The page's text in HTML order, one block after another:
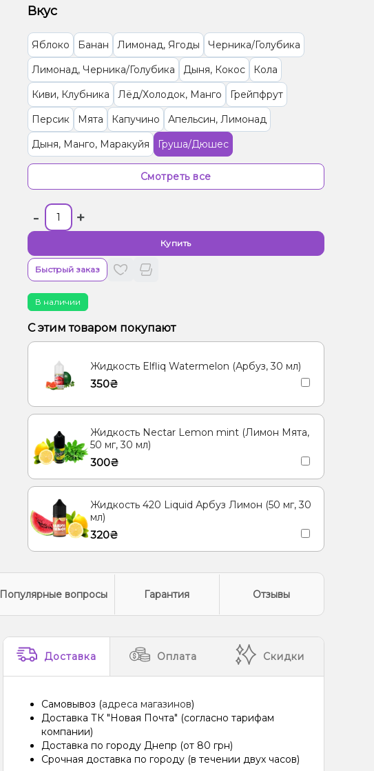
Вкус
Яблоко Банан Лимонад, Ягоды
Черника/Голубика
Лимонад, Черника/Голубика
Дыня, Кокос
Кола
Киви, Клубника
Лёд/Холодок, Манго
Грейпфрут
Персик
Мята Капучино
Апельсин, Лимонад
Дыня, Манго, Маракуйя
Груша/Дюшес
Грейпфрут, Клубника, Лимонад
Вишня/Черешня, Лимонад
Лимонад, Сливки/Крем
Бузина, Лимонад
Лимонад, Манго, Маракуйя
Мохито
Лимонад, Роза
Алоэ, Лимонад, Мохито, Огурец
Ананас, Ментол/Эвкалипт
Гуава, Кактус, Киви
Смотреть все
- +
Купить
Быстрый заказ
В наличии
С этим товаром покупают
Жидкость Elfliq Watermelon (Арбуз, 30 мл)
350₴
Жидкость Nectar Lemon mint (Лимон Мята,
50 мг, 30 мл)
300₴
Жидкость 420 Liquid Арбуз Лимон (50 мг, 30
мл)
320₴
Популярные вопросы Гарантия Отзывы
Доставка Оплата Скидки
Самовывоз (адреса магазинов)
Доставка ТК "Новая Почта" (согласно тарифам
компании)
Доставка по городу Днепр (от 80 грн)
Срочная доставка по городу (в течении двух часов)